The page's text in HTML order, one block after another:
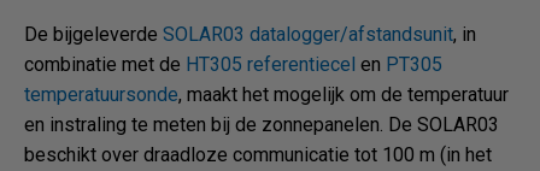
De bijgeleverde SOLAR03 datalogger/afstandsunit, in
combinatie met de HT305 referentiecel en PT305
temperatuursonde, maakt het mogelijk om de temperatuur
en instraling te meten bij de zonnepanelen. De SOLAR03
beschikt over draadloze communicatie tot 100 m (in het